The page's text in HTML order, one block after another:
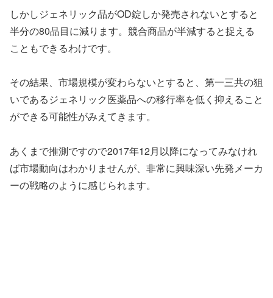
しかしジェネリック品がOD錠しか発売されないとすると
半分の80品目に減ります。競合商品が半減すると捉える
こともできるわけです。
その結果、市場規模が変わらないとすると、第一三共の狙
いであるジェネリック医薬品への移行率を低く抑えること
ができる可能性がみえてきます。
あくまで推測ですので2017年12月以降になってみなけれ
ば市場動向はわかりませんが、非常に興味深い先発メーカ
ーの戦略のように感じられます。